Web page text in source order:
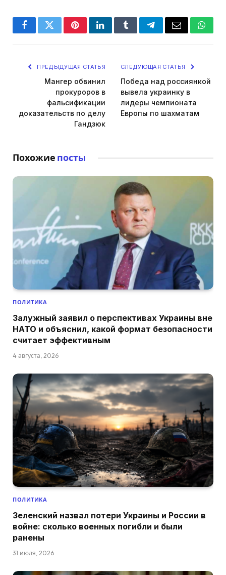
FacebookTwitterPinterestLinkedInTumblrTelegramEmail
ПРЕДЫДУЩАЯ СТАТЬЯ
Мангер обвинил
прокуроров в
фальсификации
доказательств по делу
Гандзюк
СЛЕДУЮЩАЯ СТАТЬЯ
Победа над россиянкой
вывела украинку в
лидеры чемпионата
Европы по шахматам
Похожие посты
ПОЛИТИКА
Залужный заявил о перспективах Украины вне
НАТО и объяснил, какой формат безопасности
считает эффективным
4 августа, 2026
ПОЛИТИКА
Зеленский назвал потери Украины и России в
войне: сколько военных погибли и были
ранены
31 июля, 2026